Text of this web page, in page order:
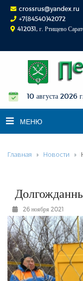
crossrus@yandex.ru
+7(84540)42072
412031, г. Ртищево
10 августа 2026
МЕНЮ
НОВОСТИ
К СВЕДЕНИЮ
КОНКУРСЫ
ФОТОРЕПОРТАЖИ
РЕКЛАМОДАТЕЛЯМ
ОБЪЯВЛЕНИЯ
КОНТАКТЫ
Главная Новости
26 ноября 2021